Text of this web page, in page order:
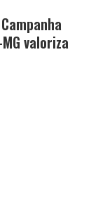
valoriza